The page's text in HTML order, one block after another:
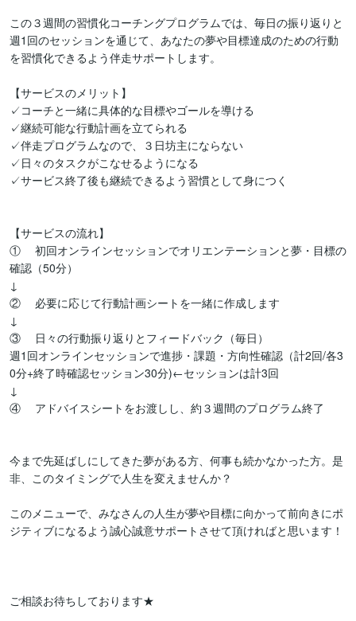
この３週間の習慣化コーチングプログラムでは、毎日の振り返りと
週1回のセッションを通じて、あなたの夢や目標達成のための行動
を習慣化できるよう伴走サポートします。
【サービスのメリット】
✓コーチと一緒に具体的な目標やゴールを導ける
✓継続可能な行動計画を立てられる
✓伴走プログラムなので、３日坊主にならない
✓日々のタスクがこなせるようになる
✓サービス終了後も継続できるよう習慣として身につく
【サービスの流れ】
①	初回オンラインセッションでオリエンテーションと夢・目標の
確認（50分）
↓
②	必要に応じて行動計画シートを一緒に作成します
↓
③	日々の行動振り返りとフィードバック（毎日）
週1回オンラインセッションで進捗・課題・方向性確認（計2回/各3
0分+終了時確認セッション30分)←セッションは計3回
↓
④	アドバイスシートをお渡しし、約３週間のプログラム終了
今まで先延ばしにしてきた夢がある方、何事も続かなかった方。是
非、このタイミングで人生を変えませんか？
このメニューで、みなさんの人生が夢や目標に向かって前向きにポ
ジティブになるよう誠心誠意サポートさせて頂ければと思います！
ご相談お待ちしております★